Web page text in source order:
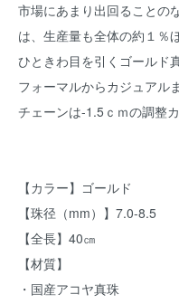
市場にあまり出回ることの
は、生産量も全体の約１％ほ
ひときわ目を引くゴールド
フォーマルからカジュアル
チェーンは-1.5ｃｍの調整カ
【カラー】ゴールド
【珠径（mm）】7.0-8.5
【全長】40㎝
【材質】
・国産アコヤ真珠